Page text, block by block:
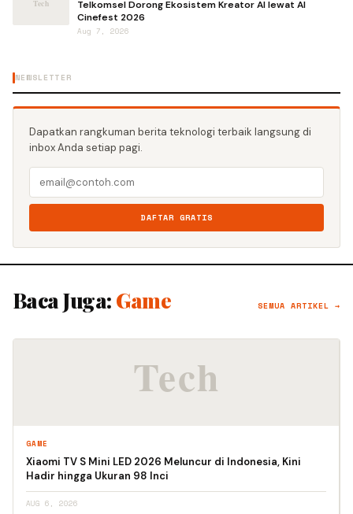
Telkomsel Dorong Ekosistem Kreator AI lewat AI
Cinefest 2026
Aug 7, 2026
NEWSLETTER
Dapatkan rangkuman berita teknologi terbaik langsung di
inbox Anda setiap pagi.
DAFTAR GRATIS
Baca Juga: Game SEMUA ARTIKEL →
GAME
Xiaomi TV S Mini LED 2026 Meluncur di Indonesia, Kini
Hadir hingga Ukuran 98 Inci
AUG 6, 2026